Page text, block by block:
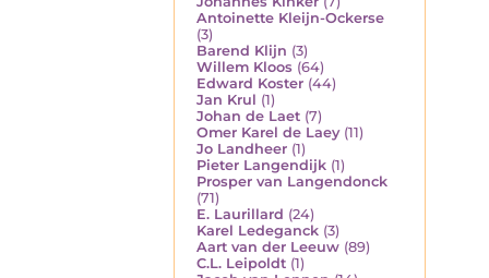
Antoinette Kleijn-Ockerse
(3)
Barend Klijn (3)
Willem Kloos (64)
Edward Koster (44)
Jan Krul (1)
Johan de Laet (7)
Omer Karel de Laey (11)
Jo Landheer (1)
Pieter Langendijk (1)
Prosper van Langendonck
(71)
E. Laurillard (24)
Karel Ledeganck (3)
Aart van der Leeuw (89)
C.L. Leipoldt (1)